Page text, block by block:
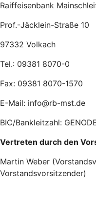
Raiffeisenbank
Prof.-Jäcklein-Straße 10
97332 Volkach
Tel.: 09381 8070-0
Fax: 09381 8070-1570
E-Mail: info@rb-mst.de
BIC/Bankleitzahl:
Vertreten durch den
Martin Weber
Vorstandsvorsitzender)